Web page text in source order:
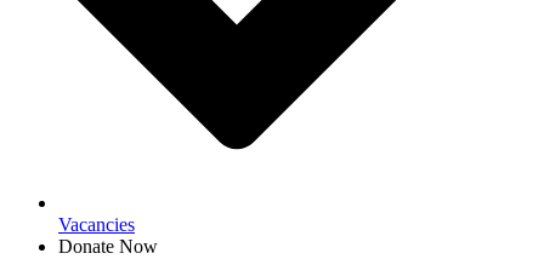
Vacancies
Donate Now